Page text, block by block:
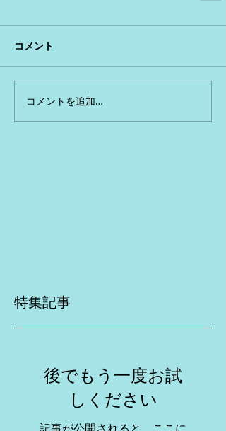
コメント
コメントを追加…
特集記事
後でもう一度お試
しください